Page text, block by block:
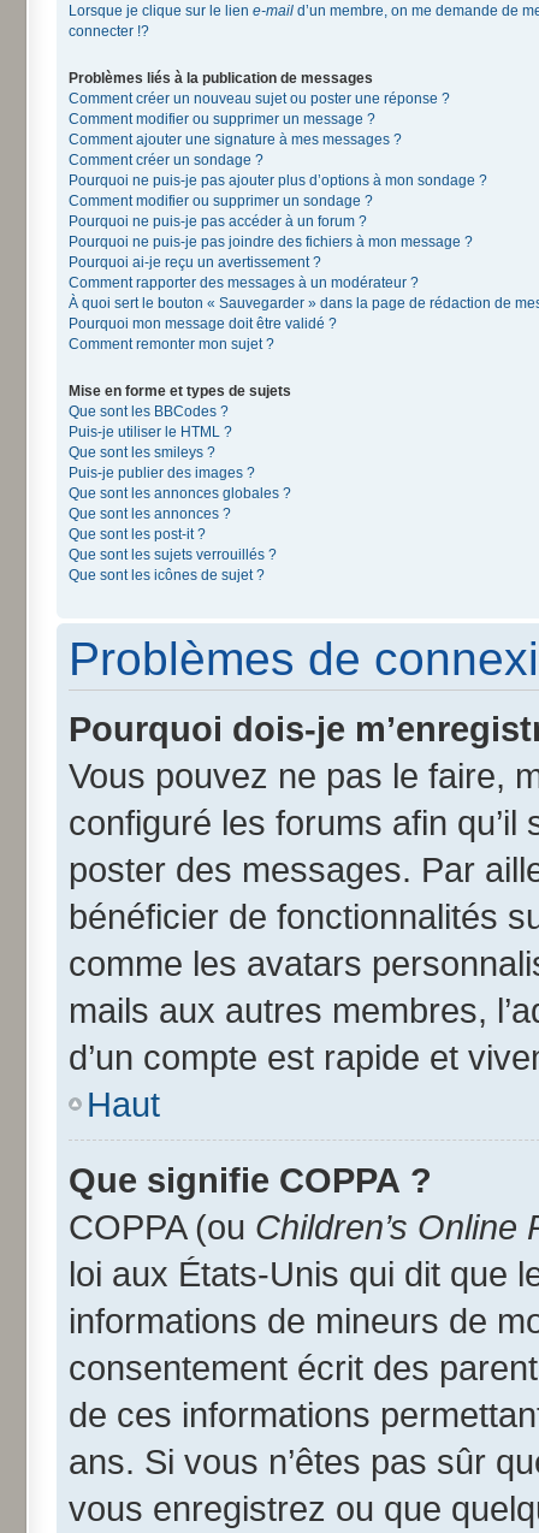
Lorsque je clique sur le lien e-mail d’un membre, on me demande de
connecter !?
Problèmes liés à la publication de messages
Comment créer un nouveau sujet ou poster une réponse ?
Comment modifier ou supprimer un message ?
Comment ajouter une signature à mes messages ?
Comment créer un sondage ?
Pourquoi ne puis-je pas ajouter plus d’options à mon sondage ?
Comment modifier ou supprimer un sondage ?
Pourquoi ne puis-je pas accéder à un forum ?
Pourquoi ne puis-je pas joindre des fichiers à mon message ?
Pourquoi ai-je reçu un avertissement ?
Comment rapporter des messages à un modérateur ?
À quoi sert le bouton « Sauvegarder » dans la page de rédaction de
Pourquoi mon message doit être validé ?
Comment remonter mon sujet ?
Mise en forme et types de sujets
Que sont les BBCodes ?
Puis-je utiliser le HTML ?
Que sont les smileys ?
Puis-je publier des images ?
Que sont les annonces globales ?
Que sont les annonces ?
Que sont les post-it ?
Que sont les sujets verrouillés ?
Que sont les icônes de sujet ?
Problèmes de
Pourquoi dois-je
Vous pouvez ne pas le faire,
configuré les forums afin
poster des messages. Par
bénéficier de fonctionnalités
comme les avatars
mails aux autres membres,
d’un compte est rapide et
Haut
Que signifie COPPA ?
COPPA (ou Children’s
loi aux États-Unis qui dit que
informations de mineurs de
consentement écrit des
de ces informations
ans. Si vous n’êtes pas sûr
vous enregistrez ou que